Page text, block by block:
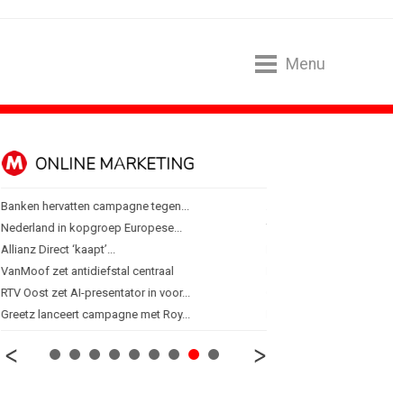
Menu
ONLINE MARKETING
Banken hervatten campagne tegen...
Nederland in kopgroep Europese...
Allianz Direct ‘kaapt’...
VanMoof zet antidiefstal centraal
RTV Oost zet AI-presentator in voor...
Greetz lanceert campagne met Roy...
Tata Consultancy